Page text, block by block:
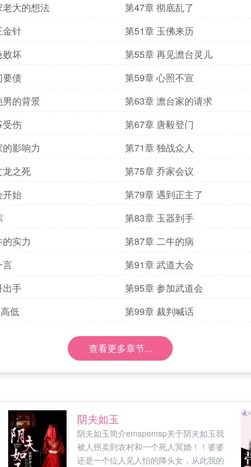
大的想法
第47章 彻底乱了
金针
第51章 玉佛来历
败坏
第55章 再见澹台灵儿
要债
第59章 心照不宣
的背景
第63章 澹台家的请求
受伤
第67章 唐毅登门
影响力
第71章 独战众人
龙之死
第75章 乔家会议
开始
第79章 遇到正主了
第83章 玉器到手
实力
第87章 二牛的病
言
第91章 武道大会
出手
第95章 参加武道会
低 第99章 裁判喊话
查看更多章节...
阴夫如玉
阴夫如玉简介emspemsp关于阴夫如玉我
被人拐卖到农村和一个死人冥婚！！婆婆
还是一个位人见人怕的降头女，从此我的